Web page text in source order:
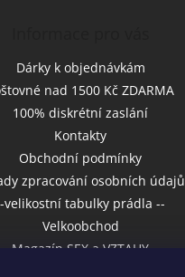
Dárky k objednávkám
nad 1500 Kč ZDARMA
100% diskrétní zaslání
Kontakty
Obchodní podmínky
zpracování osobních údajů
velikostní tabulky prádla --
Velkoobchod
Magazín SEX a VZTAHY